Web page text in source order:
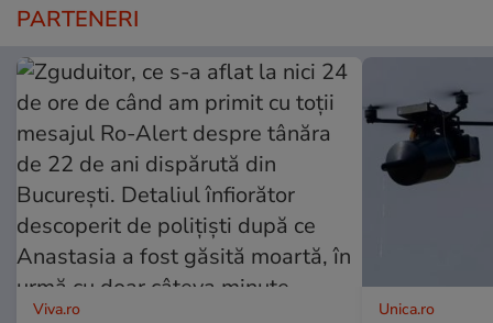
PARTENERI
Viva.ro Unica.ro